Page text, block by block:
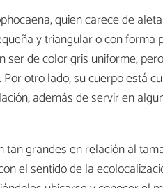
quien carece de
y triangular o con forma
ser de color gris uniforme,
otro lado, su cuerpo está
además de servir en
tan grandes en relación al
el sentido de la